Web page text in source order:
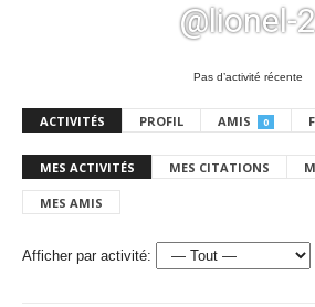
@lionel-2
Pas d’activité récente
ACTIVITÉS PROFIL AMIS 0
MES ACTIVITÉS MES CITATIONS
MES AMIS
Afficher par activité: